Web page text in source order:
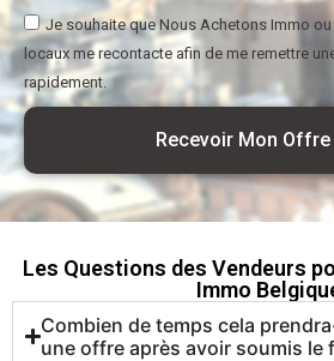
Je souhaite que Nous Achetons Immo
locaux me recontacte afin de me remettre
rapidement.
Recevoir Mon Offre
Les Questions des Vendeurs
Immo
Combien de temps cela
une offre après avoir soumis le